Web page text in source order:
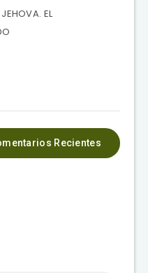
JEHOVA. EL
Recientes